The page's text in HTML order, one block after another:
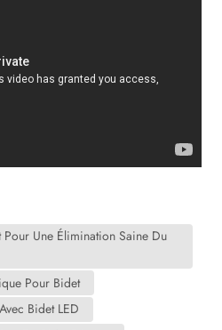
Une Élimination Saine Du
Pour Bidet
Bidet LED